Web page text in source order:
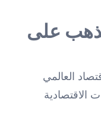
على
العالمي
الاقتصادية